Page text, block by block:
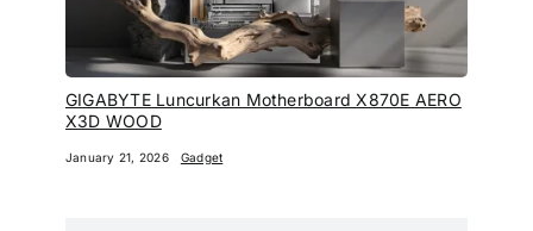
GIGABYTE Luncurkan Motherboard X870E AERO
X3D WOOD
January 21, 2026 Gadget